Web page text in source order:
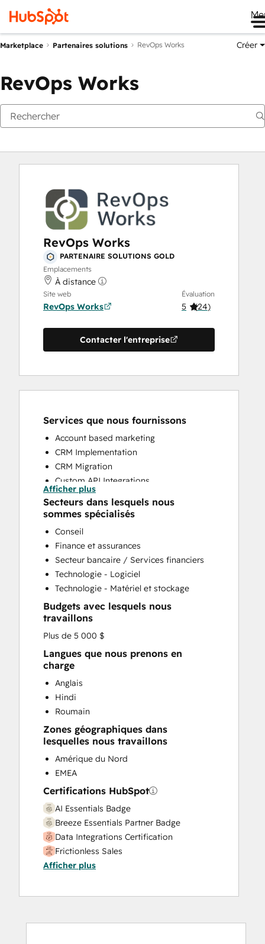
Marketplace Partenaires solutions RevOps Works Créer
RevOps Works
RevOps Works
PARTENAIRE SOLUTIONS GOLD
Emplacements
À distance
Site web
RevOps Works
Évaluation
5 (24)
Contacter l'entreprise
Services que nous fournissons
Account based marketing
CRM Implementation
CRM Migration
Custom API Integrations
Customer Marketing
Customer Success Training
Customer Support Training
Customer Survey and Analysis
Email Marketing
Full Inbound Marketing Services
Help Desk Implementation
HubSpot Onboarding
Knowledge Base Development
Marketing Hub Enterprise Onboarding
Marketing Hub Professional Onboarding
Programmable Automation
Sales and Marketing Alignment
Sales Coaching and Training
Sales Enablement
Sales Hub Enterprise Onboarding
Service Hub Enterprise Onboarding
Service Hub Professional Onboarding
Afficher plus
Secteurs dans lesquels nous
sommes spécialisés
Conseil
Finance et assurances
Secteur bancaire / Services financiers
Technologie - Logiciel
Technologie - Matériel et stockage
Budgets avec lesquels nous
travaillons
Plus de 5 000 $
Langues que nous prenons en
charge
Anglais
Hindi
Roumain
Zones géographiques dans
lesquelles nous travaillons
Amérique du Nord
EMEA
Certifications HubSpot
AI Essentials Badge
Breeze Essentials Partner Badge
Data Integrations Certification
Frictionless Sales
HubSpot Sales Hub Software
HubSpot Solutions Partner
Inbound Sales
Afficher plus